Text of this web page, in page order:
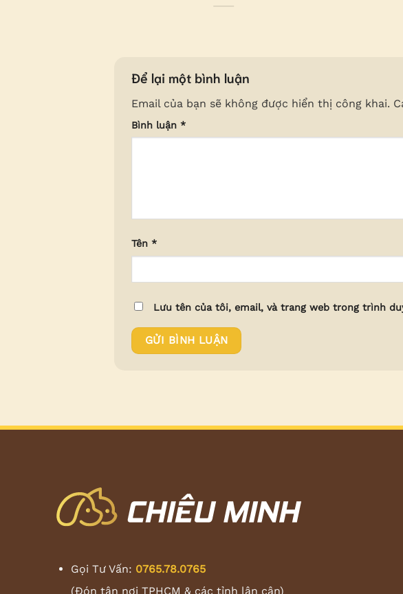
Để lại một bình luận
Email của bạn sẽ không được hiển thị công khai.
Bình luận*
Tên*
Lưu tên của tôi, email, và trang web trong trình
Gọi Tư Vấn: 0765.78.0765
(Đón tận nơi TPHCM & các tỉnh lân cận)